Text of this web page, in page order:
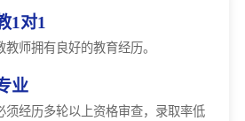
1对1
教师拥有良好的教育经历。
业
须经历多轮以上资格审查，录取率低